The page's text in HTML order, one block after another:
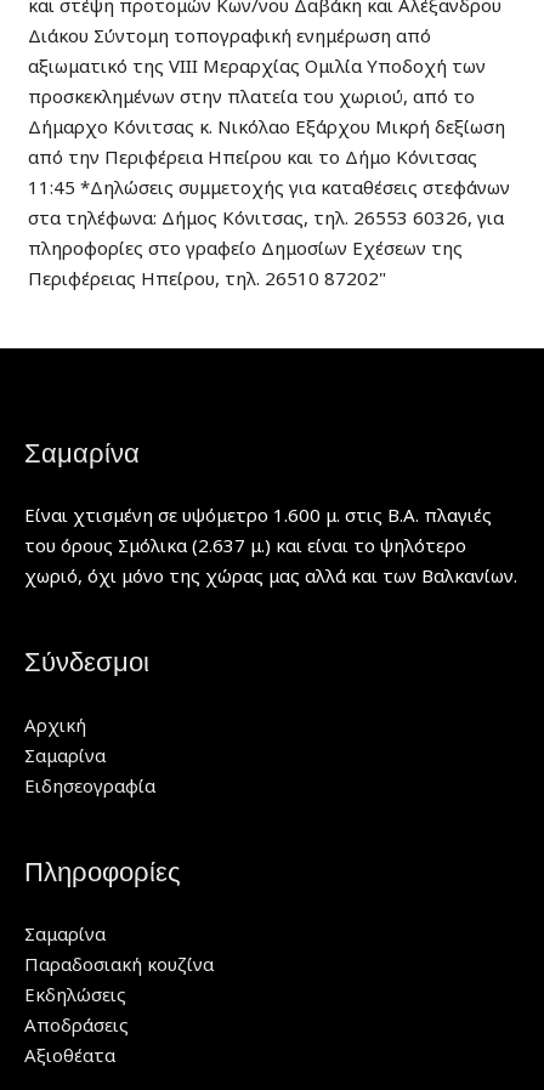
Σαμαρίνα
Είναι χτισμένη σε υψόμετρο 1.600 μ. στις Β.Α. πλαγιές
του όρους Σμόλικα (2.637 μ.) και είναι το ψηλότερο
χωριό, όχι μόνο της χώρας μας αλλά και των Βαλκανίων.
Σύνδεσμοι
Αρχική
Σαμαρίνα
Ειδησεογραφία
Πληροφορίες
Σαμαρίνα
Παραδοσιακή κουζίνα
Εκδηλώσεις
Αποδράσεις
Αξιοθέατα